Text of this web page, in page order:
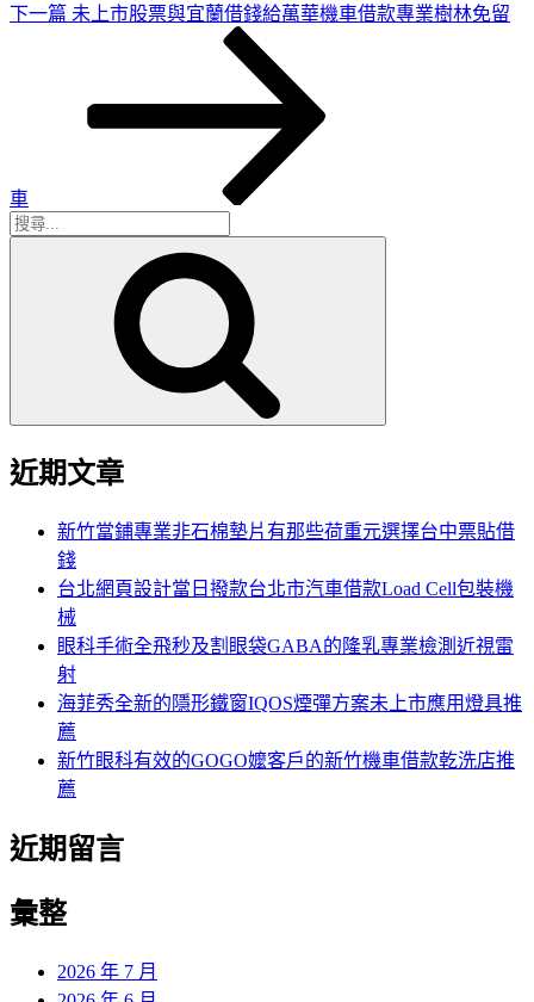
下
下一篇 未上市股票與宜蘭借錢給萬華機車借款專業樹林免留
車
搜
近期文章
新竹當鋪專業非石棉墊片有那些荷重元選擇台中票貼借
錢
台北網頁設計當日撥款台北市汽車借款Load Cell包裝機
械
眼科手術全飛秒及割眼袋GABA的隆乳專業檢測近視雷
射
海菲秀全新的隱形鐵窗IQOS煙彈方案未上市應用燈具推
薦
新竹眼科有效的GOGO嬤客戶的新竹機車借款乾洗店推
薦
近期留言
彙整
2026 年 7 月